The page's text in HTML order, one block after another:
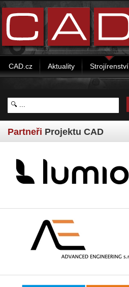
CAD.cz Aktuality Strojírenství
Partneři Projektu CAD